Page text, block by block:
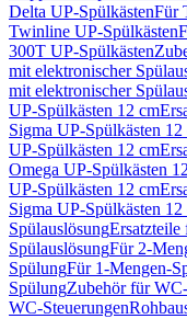
Delta UP-SpülkästenFür
Twinline UP-Spülkästen
300T UP-Spülkästen
mit elektronischer
mit elektronischer
UP-Spülkästen 12 cm
Sigma UP-Spülkästen 12
UP-Spülkästen 12 cm
Omega UP-Spülkästen
UP-Spülkästen 12 cm
Sigma UP-Spülkästen 12
SpülauslösungErsatzteile
SpülauslösungFür 2-
SpülungFür 1-Mengen-
SpülungZubehör für
WC-Steuerungen